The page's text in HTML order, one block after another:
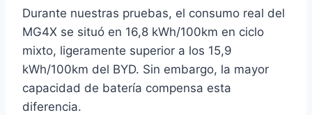
Durante nuestras pruebas, el consumo real del
MG4X se situó en 16,8 kWh/100km en ciclo
mixto, ligeramente superior a los 15,9
kWh/100km del BYD. Sin embargo, la mayor
capacidad de batería compensa esta
diferencia.